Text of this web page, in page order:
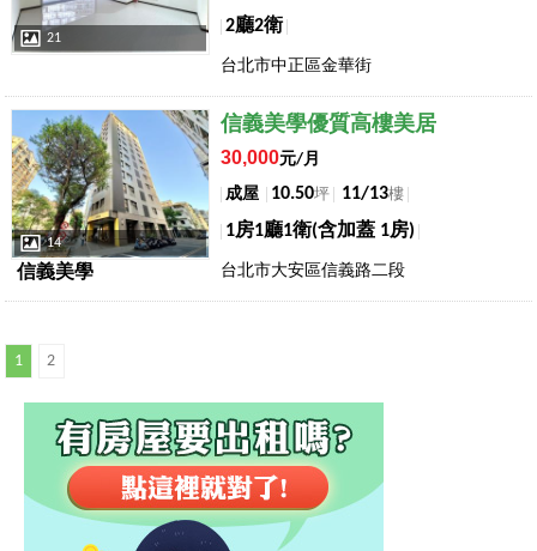
21
2廳2衛
台北市中正區金華街
店長推薦
14
信義美學
信義美學優質高樓美居
30,000元/月
成屋
10.50坪 11/13樓
1房1廳1衛(含加蓋 1房)
台北市大安區信義路二段
1 2